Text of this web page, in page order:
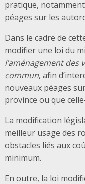
pratique,
péages sur les
Dans le cadre de
modifier une loi du
l’aménagement des
commun, afin
nouveaux péages
province ou que
La modification
meilleur usage des
obstacles liés aux
minimum.
En outre, la loi